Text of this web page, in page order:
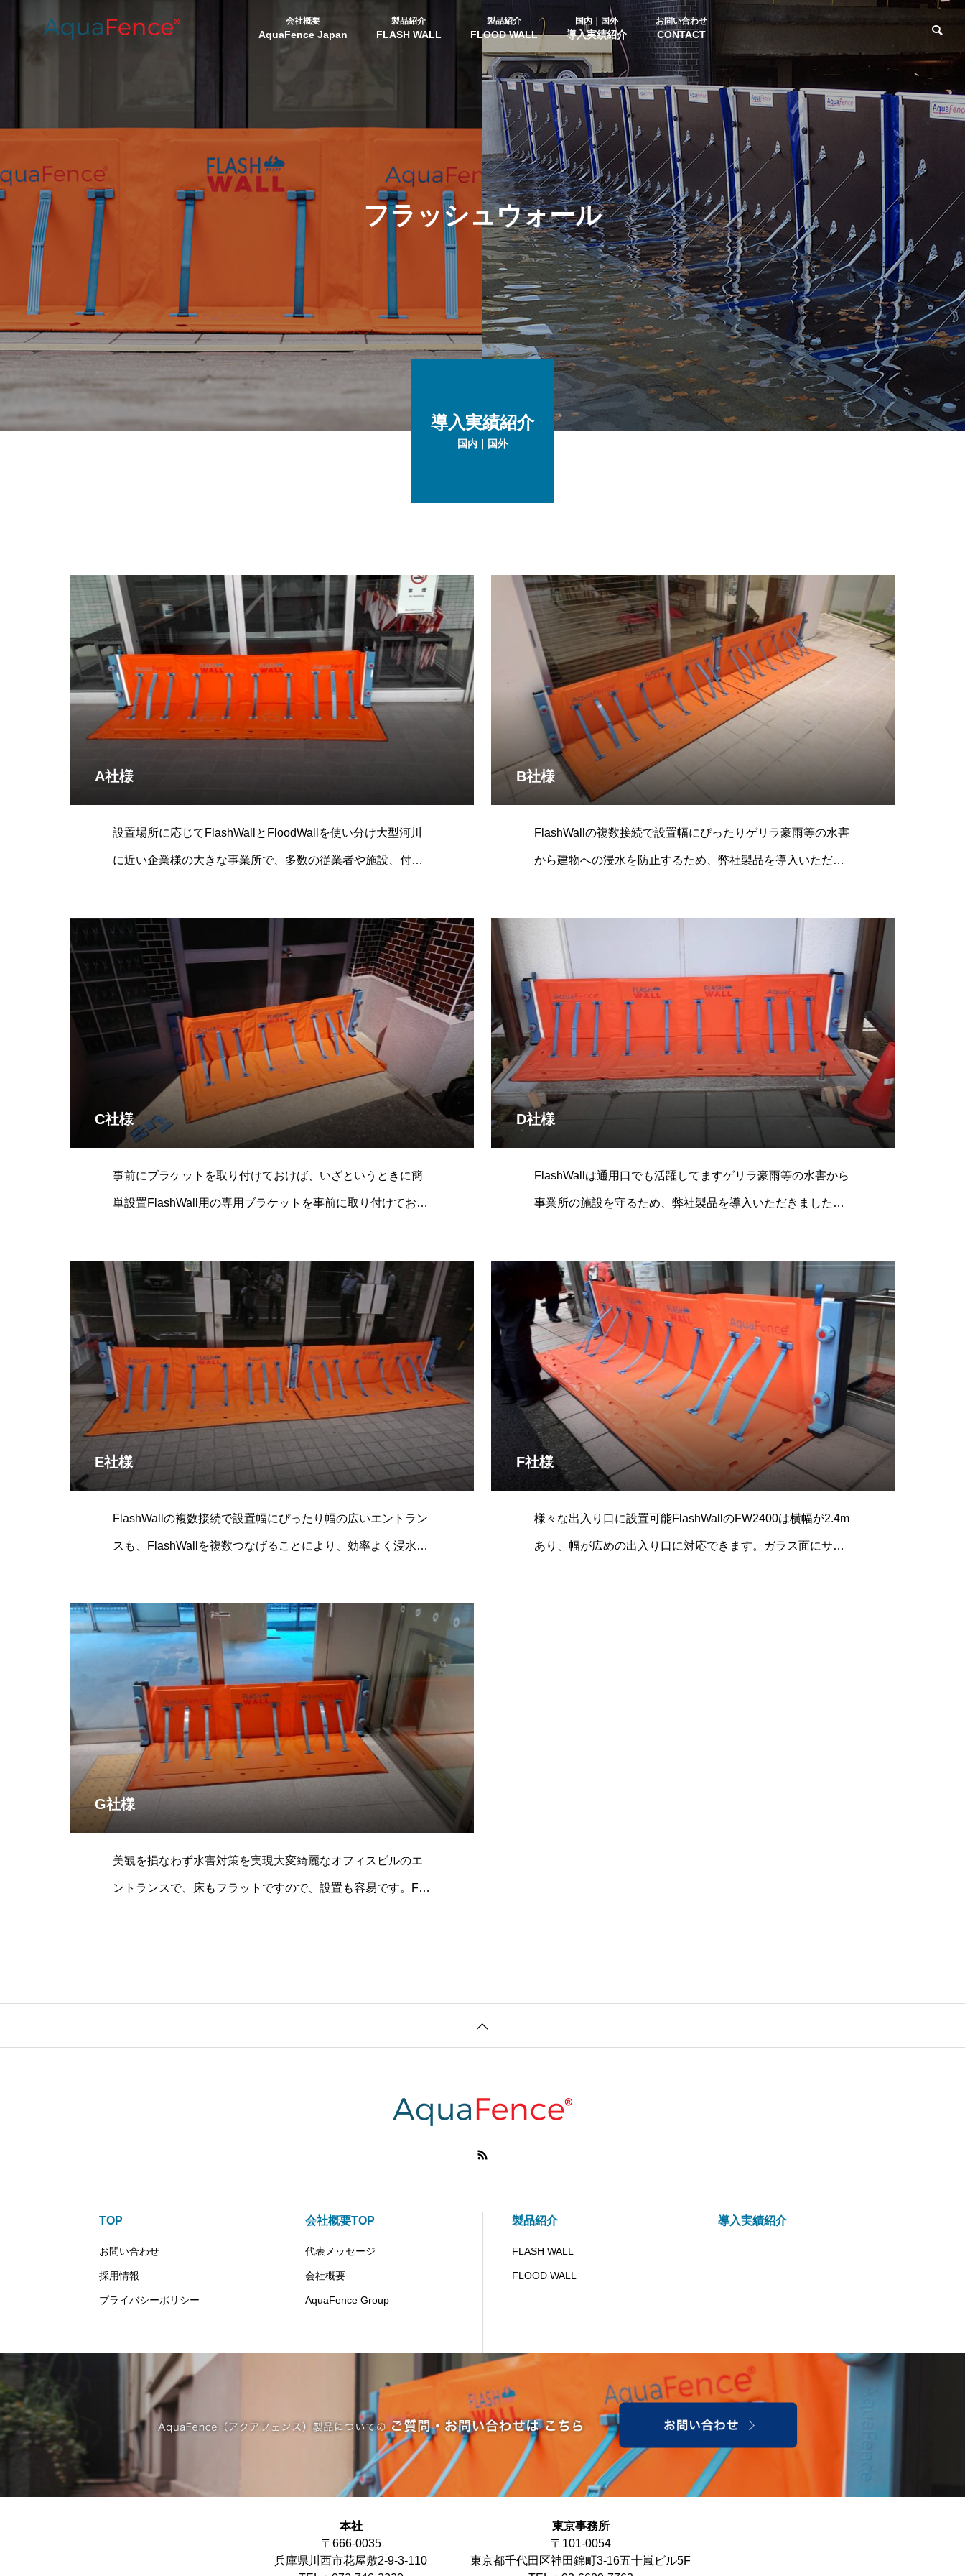
会社概要
AquaFence Japan
製品紹介
FLASH WALL
製品紹介
FLOOD WALL
国内｜国外
導入実績紹介
お問い合わせ
CONTACT
フラッシュウォール
導入実績紹介
国内｜国外
A社様
設置場所に応じてFlashWallとFloodWallを使い分け大型河川
に近い企業様の大きな事業所で、多数の従業者や施設、付加
B社様
FlashWallの複数接続で設置幅にぴったりゲリラ豪雨等の水害
から建物への浸水を防止するため、弊社製品を導入いただき
C社様
事前にブラケットを取り付けておけば、いざというときに簡
単設置FlashWall用の専用ブラケットを事前に取り付けておけ
D社様
FlashWallは通用口でも活躍してますゲリラ豪雨等の水害から
事業所の施設を守るため、弊社製品を導入いただきました。
E社様
FlashWallの複数接続で設置幅にぴったり幅の広いエントラン
スも、FlashWallを複数つなげることにより、効率よく浸水を
F社様
様々な出入り口に設置可能FlashWallのFW2400は横幅が2.4m
あり、幅が広めの出入り口に対応できます。ガラス⾯にサイ
G社様
美観を損なわず水害対策を実現大変綺麗なオフィスビルのエ
ントランスで、床もフラットですので、設置も容易です。FW
TOP
お問い合わせ
採用情報
プライバシーポリシー
会社概要TOP
代表メッセージ
会社概要
AquaFence Group
製品紹介
FLASH WALL
FLOOD WALL
導入実績紹介
本社
〒666-0035
兵庫県川西市花屋敷2-9-3-110
東京事務所
〒101-0054
東京都千代田区神田錦町3-16五十嵐ビル5F